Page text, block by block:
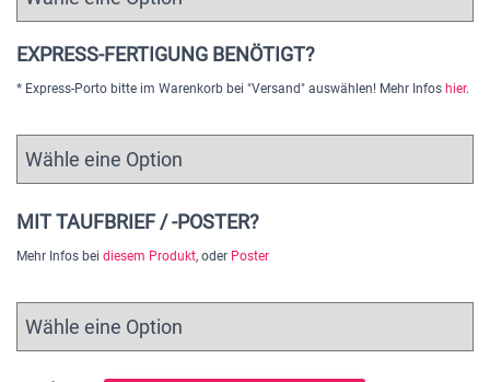
EXPRESS-FERTIGUNG BENÖTIGT?
* Express-Porto bitte im Warenkorb bei "Versand" auswählen! Mehr Infos hier.
MIT TAUFBRIEF / -POSTER?
Mehr Infos bei diesem Produkt, oder Poster